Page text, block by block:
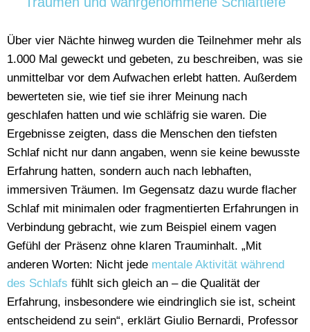
Über vier Nächte hinweg wurden die Teilnehmer mehr als
1.000 Mal geweckt und gebeten, zu beschreiben, was sie
unmittelbar vor dem Aufwachen erlebt hatten. Außerdem
bewerteten sie, wie tief sie ihrer Meinung nach
geschlafen hatten und wie schläfrig sie waren. Die
Ergebnisse zeigten, dass die Menschen den tiefsten
Schlaf nicht nur dann angaben, wenn sie keine bewusste
Erfahrung hatten, sondern auch nach lebhaften,
immersiven Träumen. Im Gegensatz dazu wurde flacher
Schlaf mit minimalen oder fragmentierten Erfahrungen in
Verbindung gebracht, wie zum Beispiel einem vagen
Gefühl der Präsenz ohne klaren Trauminhalt. „Mit
anderen Worten: Nicht jede mentale Aktivität während
des Schlafs fühlt sich gleich an – die Qualität der
Erfahrung, insbesondere wie eindringlich sie ist, scheint
entscheidend zu sein“, erklärt Giulio Bernardi, Professor